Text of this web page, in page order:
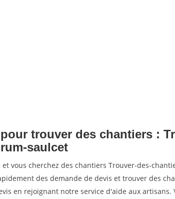
trouver des chantiers :
saulcet
vous cherchez des chantiers Trouver-des-
des demande de devis et trouver des
en rejoignant notre service d'aide aux artisans.